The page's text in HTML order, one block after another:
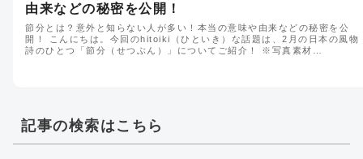
由来などの秘密を公開！
節分とは？意外と知らない人が多い！本当の意味や由来などの秘密を公
開！ こんにちは。今回のhitoiki（ひといき）な話題は、2月の日本の風物
詩のひとつ「節分（せつぶん）」についてご紹介！ ※写真素材…
記事の検索はこちら